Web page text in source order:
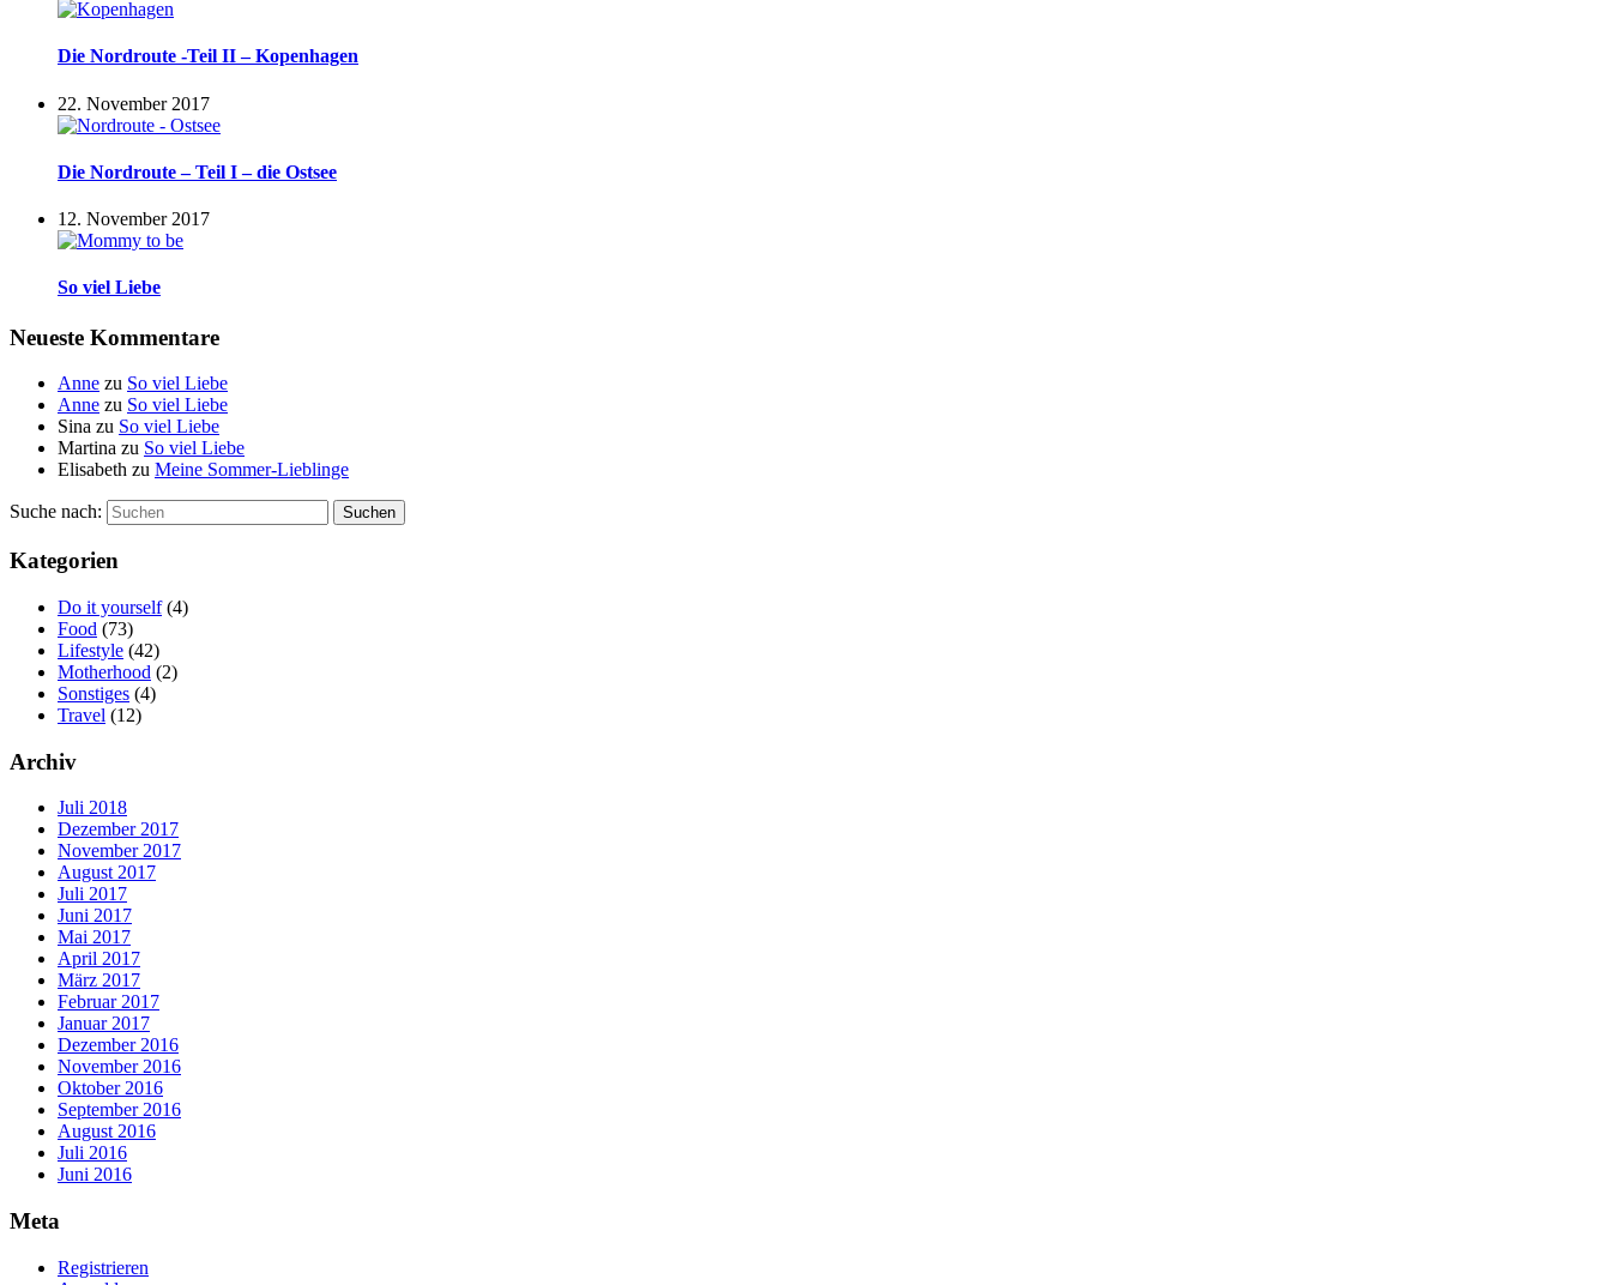
Die Nordroute -Teil II – Kopenhagen
22. November 2017
Die Nordroute – Teil I – die Ostsee
12. November 2017
So viel Liebe
Neueste Kommentare
Anne zu So viel Liebe
Anne zu So viel Liebe
Sina zu So viel Liebe
Martina zu So viel Liebe
Elisabeth zu Meine Sommer-Lieblinge
Suche nach: Suchen
Kategorien
Do it yourself (4)
Food (73)
Lifestyle (42)
Motherhood (2)
Sonstiges (4)
Travel (12)
Archiv
Juli 2018
Dezember 2017
November 2017
August 2017
Juli 2017
Juni 2017
Mai 2017
April 2017
März 2017
Februar 2017
Januar 2017
Dezember 2016
November 2016
Oktober 2016
September 2016
August 2016
Juli 2016
Juni 2016
Meta
Registrieren